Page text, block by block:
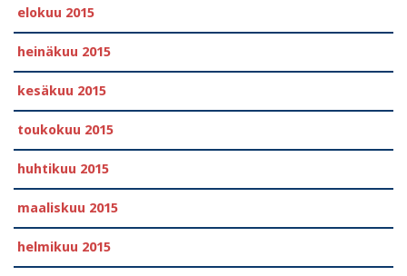
elokuu 2015
heinäkuu 2015
kesäkuu 2015
toukokuu 2015
huhtikuu 2015
maaliskuu 2015
helmikuu 2015